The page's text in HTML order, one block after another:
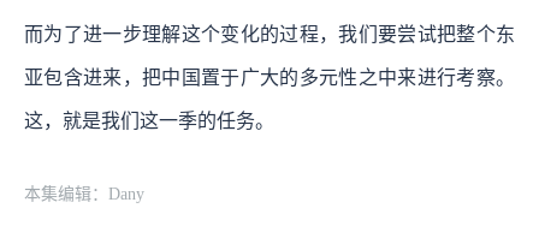
而为了进一步理解这个变化的过程，我们要尝试把整个东
亚包含进来，把中国置于广大的多元性之中来进行考察。
这，就是我们这一季的任务。
本集编辑：Dany